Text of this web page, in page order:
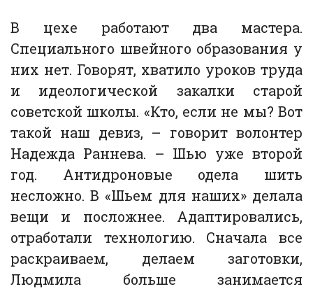
В цехе работают два мастера.
Специального швейного образования у
них нет. Говорят, хватило уроков труда
и идеологической закалки старой
советской школы. «Кто, если не мы? Вот
такой наш девиз, – говорит волонтер
Надежда Раннева. – Шью уже второй
год. Антидроновые одела шить
несложно. В «Шьем для наших» делала
вещи и посложнее. Адаптировались,
отработали технологию. Сначала все
раскраиваем, делаем заготовки,
Людмила больше занимается